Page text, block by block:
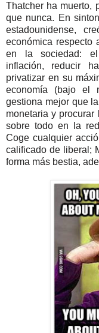
Thatcher ha muerto,
que nunca. En
estadounidense,
económica respecto
en la sociedad:
inflación, reducir
privatizar en su
economía (bajo el
gestiona mejor que
monetaria y
sobre todo en la
Coge cualquier
calificado de liberal;
forma más bestia,